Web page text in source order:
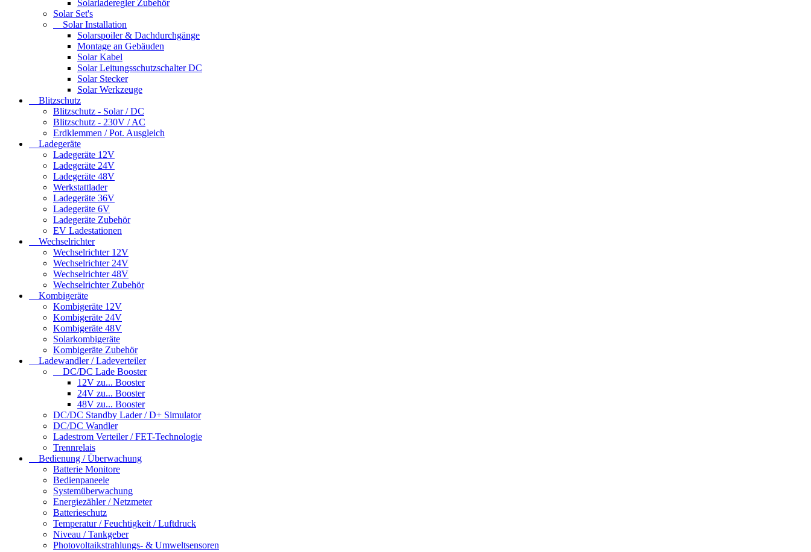
Solarladeregler Zubehör
Solar Set's
Solar Installation
Solarspoiler & Dachdurchgänge
Montage an Gebäuden
Solar Kabel
Solar Leitungsschutzschalter DC
Solar Stecker
Solar Werkzeuge
Blitzschutz
Blitzschutz - Solar / DC
Blitzschutz - 230V / AC
Erdklemmen / Pot. Ausgleich
Ladegeräte
Ladegeräte 12V
Ladegeräte 24V
Ladegeräte 48V
Werkstattlader
Ladegeräte 36V
Ladegeräte 6V
Ladegeräte Zubehör
EV Ladestationen
Wechselrichter
Wechselrichter 12V
Wechselrichter 24V
Wechselrichter 48V
Wechselrichter Zubehör
Kombigeräte
Kombigeräte 12V
Kombigeräte 24V
Kombigeräte 48V
Solarkombigeräte
Kombigeräte Zubehör
Ladewandler / Ladeverteiler
DC/DC Lade Booster
12V zu... Booster
24V zu... Booster
48V zu... Booster
DC/DC Standby Lader / D+ Simulator
DC/DC Wandler
Ladestrom Verteiler / FET-Technologie
Trennrelais
Bedienung / Überwachung
Batterie Monitore
Bedienpaneele
Systemüberwachung
Energiezähler / Netzmeter
Batterieschutz
Temperatur / Feuchtigkeit / Luftdruck
Niveau / Tankgeber
Photovoltaikstrahlungs- & Umweltsensoren